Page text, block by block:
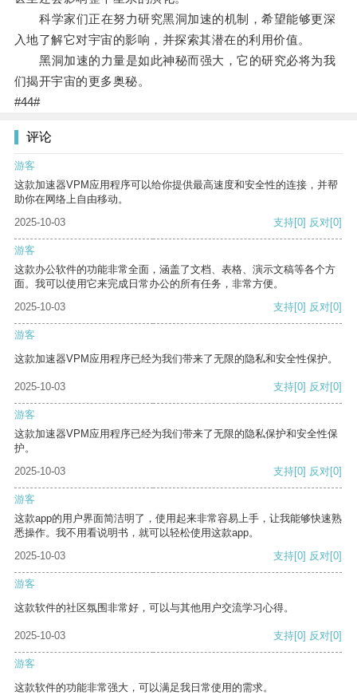
科学家们正在努力研究黑洞加速的机制，希望能够更深
入地了解它对宇宙的影响，并探索其潜在的利用价值。
黑洞加速的力量是如此神秘而强大，它的研究必将为我
们揭开宇宙的更多奥秘。
#44#
评论
游客
这款加速器VPM应用程序可以给你提供最高速度和安全性的连接，并帮
助你在网络上自由移动。
2025-10-03
支持[0] 反对[0]
游客
这款办公软件的功能非常全面，涵盖了文档、表格、演示文稿等各个方
面。我可以使用它来完成日常办公的所有任务，非常方便。
2025-10-03
支持[0] 反对[0]
游客
这款加速器VPM应用程序已经为我们带来了无限的隐私和安全性保护。
2025-10-03 支持[0] 反对[0]
游客
这款加速器VPM应用程序已经为我们带来了无限的隐私保护和安全性保
护。
2025-10-03
支持[0] 反对[0]
游客
这款app的用户界面简洁明了，使用起来非常容易上手，让我能够快速熟
悉操作。我不用看说明书，就可以轻松使用这款app。
2025-10-03
支持[0] 反对[0]
游客
这款软件的社区氛围非常好，可以与其他用户交流学习心得。
2025-10-03 支持[0] 反对[0]
游客
这款软件的功能非常强大，可以满足我日常使用的需求。